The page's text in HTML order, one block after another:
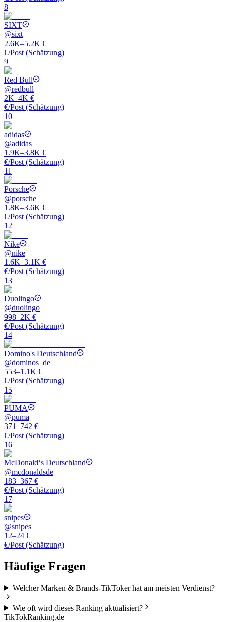
8
SIXT
@sixt
2.6K–5.2K €
€/Post (Schätzung)
9
Red Bull
@redbull
2K–4K €
€/Post (Schätzung)
10
adidas
@adidas
1.9K–3.8K €
€/Post (Schätzung)
11
Porsche
@porsche
1.8K–3.6K €
€/Post (Schätzung)
12
Nike
@nike
1.6K–3.1K €
€/Post (Schätzung)
13
Duolingo
@duolingo
998–2K €
€/Post (Schätzung)
14
Domino's Deutschland
@dominos_de
553–1.1K €
€/Post (Schätzung)
15
PUMA
@puma
371–742 €
€/Post (Schätzung)
16
McDonald‘s Deutschland
@mcdonaldsde
183–367 €
€/Post (Schätzung)
17
snipes
@snipes
12–24 €
€/Post (Schätzung)
Häufige Fragen
Welcher Marken & Brands-TikToker hat am meisten Verdienst?
Wie oft wird dieses Ranking aktualisiert?
TikTokRanking.de